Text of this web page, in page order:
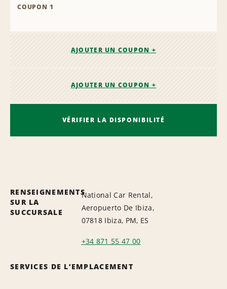
COUPON 1
AJOUTER UN COUPON +
AJOUTER UN COUPON +
VÉRIFIER LA DISPONIBILITÉ
RENSEIGNEMENTS
SUR LA
SUCCURSALE
National Car Rental,
Aeropuerto De Ibiza,
07818 Ibiza, PM, ES
+34 871 55 47 00
SERVICES DE L’EMPLACEMENT